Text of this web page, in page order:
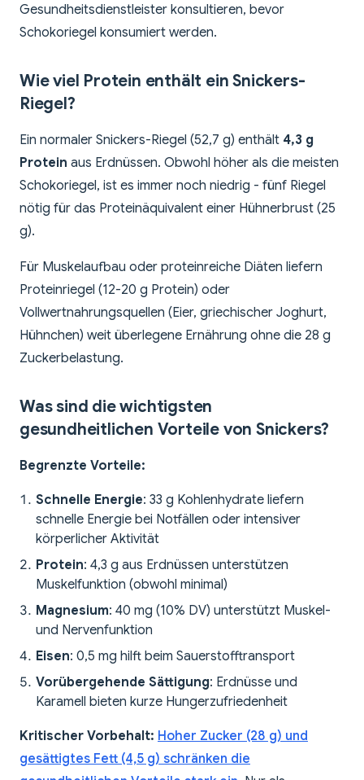
Gesundheitsdienstleister konsultieren, bevor
Schokoriegel konsumiert werden.
Wie viel Protein enthält ein Snickers-
Riegel?
Ein normaler Snickers-Riegel (52,7 g) enthält 4,3 g
Protein aus Erdnüssen. Obwohl höher als die meisten
Schokoriegel, ist es immer noch niedrig - fünf Riegel
nötig für das Proteinäquivalent einer Hühnerbrust (25
g).
Für Muskelaufbau oder proteinreiche Diäten liefern
Proteinriegel (12-20 g Protein) oder
Vollwertnahrungsquellen (Eier, griechischer Joghurt,
Hühnchen) weit überlegene Ernährung ohne die 28 g
Zuckerbelastung.
Was sind die wichtigsten
gesundheitlichen Vorteile von Snickers?
Begrenzte Vorteile:
Schnelle Energie: 33 g Kohlenhydrate liefern
schnelle Energie bei Notfällen oder intensiver
körperlicher Aktivität
Protein: 4,3 g aus Erdnüssen unterstützen
Muskelfunktion (obwohl minimal)
Magnesium: 40 mg (10% DV) unterstützt Muskel-
und Nervenfunktion
Eisen: 0,5 mg hilft beim Sauerstofftransport
Vorübergehende Sättigung: Erdnüsse und
Karamell bieten kurze Hungerzufriedenheit
Kritischer Vorbehalt: Hoher Zucker (28 g) und
gesättigtes Fett (4,5 g) schränken die